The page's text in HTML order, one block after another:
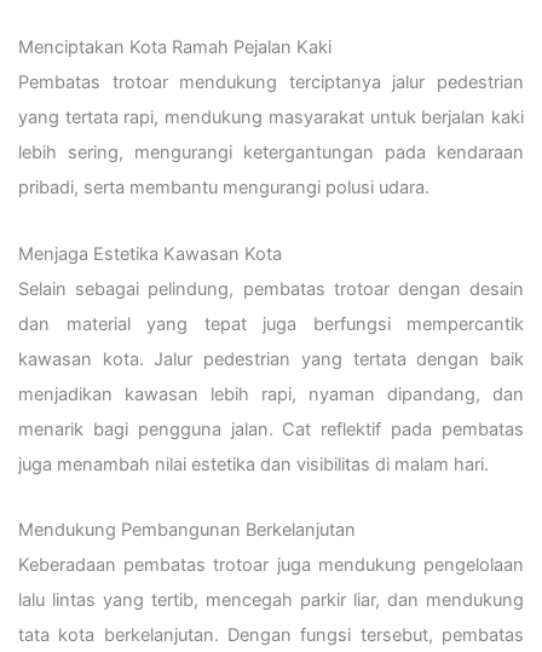
Menciptakan Kota Ramah Pejalan Kaki
Pembatas trotoar mendukung terciptanya jalur pedestrian
yang tertata rapi, mendukung masyarakat untuk berjalan kaki
lebih sering, mengurangi ketergantungan pada kendaraan
pribadi, serta membantu mengurangi polusi udara.
Menjaga Estetika Kawasan Kota
Selain sebagai pelindung, pembatas trotoar dengan desain
dan material yang tepat juga berfungsi mempercantik
kawasan kota. Jalur pedestrian yang tertata dengan baik
menjadikan kawasan lebih rapi, nyaman dipandang, dan
menarik bagi pengguna jalan. Cat reflektif pada pembatas
juga menambah nilai estetika dan visibilitas di malam hari.
Mendukung Pembangunan Berkelanjutan
Keberadaan pembatas trotoar juga mendukung pengelolaan
lalu lintas yang tertib, mencegah parkir liar, dan mendukung
tata kota berkelanjutan. Dengan fungsi tersebut, pembatas